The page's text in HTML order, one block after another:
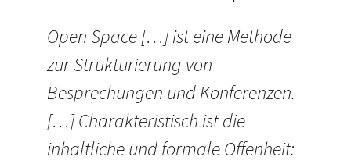
Open Space […] ist eine Methode
zur Strukturierung von
Besprechungen und Konferenzen.
[…] Charakteristisch ist die
inhaltliche und formale Offenheit: